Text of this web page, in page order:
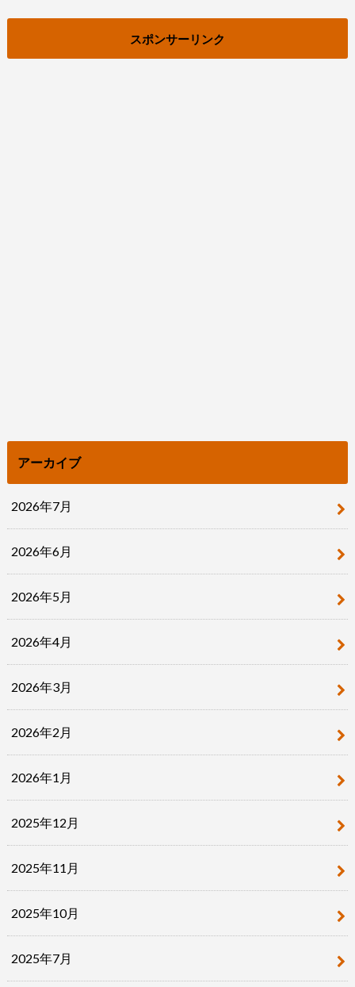
スポンサーリンク
アーカイブ
2026年7月
2026年6月
2026年5月
2026年4月
2026年3月
2026年2月
2026年1月
2025年12月
2025年11月
2025年10月
2025年7月